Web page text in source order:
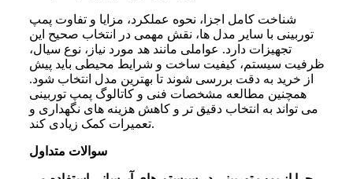
شناخت کامل اجزا، نحوه عملکرد، مزایا و تفاوت پمپ
توربینی با سایر مدل ها، نقش مهمی در انتخاب صحیح این
تجهیزات دارد. عواملی مانند هد مورد نیاز، نوع سیال،
ظرفیت سیستم، کیفیت ساخت و شرایط محیطی باید پیش
از خرید به دقت بررسی شوند تا بهترین مدل انتخاب شود.
همچنین مطالعه مشخصات فنی و کاتالوگ پمپ توربینی
می تواند به انتخاب دقیق تر و کاهش هزینه های نگهداری و
تعمیرات کمک زیادی کند.
سوالات متداول